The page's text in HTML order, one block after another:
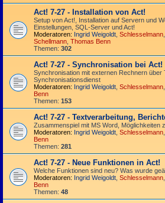
Act! 7-27 - Installation von Act!
Setup von Act!, Installation auf Servern und
Einstellungen, SQL-Server und Act!
Moderatoren: Ingrid Weigoldt Schlesselmann
Schellmann Thomas Benn
Themen: 302
Act! 7-27 - Synchronisation bei Act!
Synchro­nisation mit externen Rechnern über
Synchroni­sations­dienst
Moderatoren: Ingrid Weigoldt Schlesselmann
Benn
Themen: 153
Act! 7-27 - Text­­ver­arbei­tung,
Zusammenspiel mit MS Word, Möglichkeiten
Moderatoren: Ingrid Weigoldt Schlesselmann
Benn
Themen: 281
Act! 7-27 - Neue Funktionen in Act!
Welche Funktionen sind neu? Was wurde
Moderatoren: Ingrid Weigoldt Schlesselmann
Benn
Themen: 48